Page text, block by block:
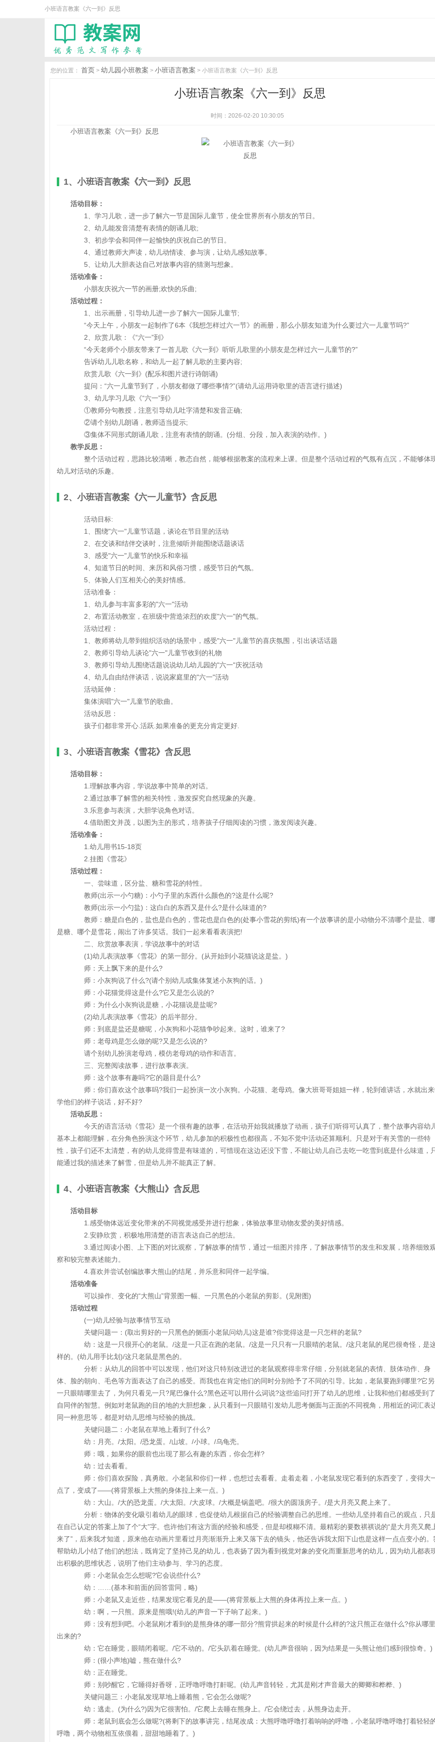
小班语言教案《六一到》反思
您的位置： 首页 > 幼儿园小班教案 > 小班语言教案 > 小班语言教案《六一到》反思
小班语言教案《六一到》反思
时间：2026-02-20 10:30:05
小班语言教案《六一到》反思
1、小班语言教案《六一到》反思
活动目标：
1、学习儿歌，进一步了解六一节是国际儿童节，使全世界所有小朋友的节日。
2、幼儿能发音清楚有表情的朗诵儿歌;
3、初步学会和同伴一起愉快的庆祝自己的节日。
4、通过教师大声读，幼儿动情读、参与演，让幼儿感知故事。
5、让幼儿大胆表达自己对故事内容的猜测与想象。
活动准备：
小朋友庆祝六一节的画册;欢快的乐曲;
活动过程：
1、出示画册，引导幼儿进一步了解六一国际儿童节;
“今天上午，小朋友一起制作了6本《我想怎样过六一节》的画册，那么小朋友知道为什么要过六一儿童节吗?”
2、欣赏儿歌：《“六一”到》
“今天老师个小朋友带来了一首儿歌《六一到》听听儿歌里的小朋友是怎样过六一儿童节的?”
告诉幼儿儿歌名称，和幼儿一起了解儿歌的主要内容;
欣赏儿歌《六一到》(配乐和图片进行诗朗诵)
提问：“六一儿童节到了，小朋友都做了哪些事情?”(请幼儿运用诗歌里的语言进行描述)
3、幼儿学习儿歌《“六一”到》
①教师分句教授，注意引导幼儿吐字清楚和发音正确;
②请个别幼儿朗诵，教师适当提示;
③集体不同形式朗诵儿歌，注意有表情的朗诵。(分组、分段，加入表演的动作。)
教学反思：
整个活动过程，思路比较清晰，教态自然，能够根据教案的流程来上课。但是整个活动过程的气氛有点沉，不能够体
幼儿对活动的乐趣。
2、小班语言教案《六一儿童节》含反思
活动目标:
1、围绕"六一"儿童节话题，谈论在节目里的活动
2、在交谈和结伴交谈时，注意倾听并能围绕话题谈话
3、感受"六一"儿童节的快乐和幸福
4、知道节日的时间、来历和风俗习惯，感受节日的气氛。
5、体验人们互相关心的美好情感。
活动准备：
1、幼儿参与丰富多彩的"六一"活动
2、布置活动教室，在班级中营造浓烈的欢度"六一"的气氛。
活动过程：
1、教师将幼儿带到组织活动的场景中，感受"六一"儿童节的喜庆氛围，引出谈话话题
2、教师引导幼儿谈论"六一"儿童节收到的礼物
3、教师引导幼儿围绕话题说说幼儿幼儿园的"六一"庆祝活动
4、幼儿自由结伴谈话，说说家庭里的"六一"活动
活动延伸：
集体演唱"六一"儿童节的歌曲。
活动反思：
孩子们都非常开心.活跃.如果准备的更充分肯定更好.
3、小班语言教案《雪花》含反思
活动目标：
1.理解故事内容，学说故事中简单的对话。
2.通过故事了解雪的相关特性，激发探究自然现象的兴趣。
3.乐意参与表演，大胆学说角色对话。
4.借助图文并茂，以图为主的形式，培养孩子仔细阅读的习惯，激发阅读兴趣。
活动准备：
1.幼儿用书15-18页
2.挂图《雪花》
活动过程：
一、尝味道，区分盐、糖和雪花的特性。
教师(出示一小勺糖)：小勺子里的东西什么颜色的?这是什么呢?
教师(出示一小勺盐)：这白白的东西又是什么?是什么味道的?
教师：糖是白色的，盐也是白色的，雪花也是白色的(处事小雪花的剪纸)有一个故事讲的是小动物分不清哪个是盐、
是糖、哪个是雪花，闹出了许多笑话。我们一起来看看表演把!
二、欣赏故事表演，学说故事中的对话
(1)幼儿表演故事《雪花》的第一部分。(从开始到小花猫说这是盐。)
师：天上飘下来的是什么?
师：小灰狗说了什么?(请个别幼儿或集体复述小灰狗的话。)
师：小花猫觉得这是什么?它又是怎么说的?
师：为什么小灰狗说是糖，小花猫说是盐呢?
(2)幼儿表演故事《雪花》的后半部分。
师：到底是盐还是糖呢，小灰狗和小花猫争吵起来。这时，谁来了?
师：老母鸡是怎么做的呢?又是怎么说的?
请个别幼儿扮演老母鸡，模仿老母鸡的动作和语言。
三、完整阅读故事，进行故事表演。
师：这个故事有趣吗?它的题目是什么?
师：你们喜欢这个故事吗?我们一起扮演一次小灰狗。小花猫、老母鸡。像大班哥哥姐姐一样，轮到谁讲话，水就出
学他们的样子说话，好不好?
活动反思：
今天的语言活动《雪花》是一个很有趣的故事，在活动开始我就播放了动画，孩子们听得可认真了，整个故事内容幼
基本上都能理解，在分角色扮演这个环节，幼儿参加的积极性也都很高，不知不觉中活动还算顺利。只是对于有关雪的一些特
性，孩子们还不太清楚，有的幼儿觉得雪是有味道的，可惜现在这边还没下雪，不能让幼儿自己去吃一吃雪到底是什么味道，
能通过我的描述来了解雪，但是幼儿并不能真正了解。
4、小班语言教案《大熊山》含反思
活动目标
1.感受物体远近变化带来的不同视觉感受并进行想象，体验故事里动物友爱的美好情感。
2.安静欣赏，积极地用清楚的语言表达自己的想法。
3.通过阅读小图、上下图的对比观察，了解故事的情节，通过一组图片排序，了解故事情节的发生和发展，培养细致
察和较完整表述能力。
4.喜欢并尝试创编故事大熊山的结尾，并乐意和同伴一起学编。
活动准备
可以操作、变化的“大熊山”背景图一幅、一只黑色的小老鼠的剪影。(见附图)
活动过程
(一)幼儿经验与故事情节互动
关键问题一：(取出剪好的一只黑色的侧面小老鼠问幼儿)这是谁?你觉得这是一只怎样的老鼠?
幼：这是一只很开心的老鼠。/这是一只正在跑的老鼠。/这是一只只有一只眼晴的老鼠。/这只老鼠的尾巴很奇怪，是
样的。(幼儿用手比划)/这只老鼠是黑色的。
分析：从幼儿的回答中可以发现，他们对这只特别改进过的老鼠观察得非常仔细，分别就老鼠的表情、肢体动作、身
体、脸的朝向、毛色等方面表达了自己的感受。而我也在肯定他们的同时分别给予了不同的引导。比如，老鼠要跑到哪里?它
一只眼睛哪里去了，为何只看见一只?尾巴像什么?黑色还可以用什么词说?这些追问打开了幼儿的思维，让我和他们都感受到
自同伴的智慧。例如对老鼠跑的目的地的大胆想象，从只看到一只眼睛引发幼儿思考侧面与正面的不同视角，用相近的词汇表
同一种意思等，都是对幼儿思维与经验的挑战。
关键问题二：小老鼠在草地上看到了什么?
幼：月亮。/太阳。/恐龙蛋。/山坡。/小球。/乌龟壳。
师：哦，如果你的眼前也出现了那么有趣的东西，你会怎样?
幼：过去看看。
师：你们喜欢探险，真勇敢。小老鼠和你们一样，也想过去看看。走着走着，小老鼠发现它看到的东西变了，变得大
点了，变成了——(将背景板上大熊的身体拉上来一点。)
幼：大山。/大的恐龙蛋。/大太阳。/大皮球。/大概是锅盖吧。/很大的圆顶房子。/是大月亮又爬上来了。
分析：物体的变化吸引着幼儿的眼球，也促使幼儿根据自己的经验调整自己的思维。一些幼儿坚持着自己的观点，只
在自己认定的答案上加了个“大”字。也许他们有这方面的经验和感受，但是却模糊不清。最精彩的要数祺祺说的“是大月亮又爬
来了”，后来我才知道，原来他在动画片里看过月亮渐渐升上来又落下去的镜头，他还告诉我太阳下山也是这样一点点变小的。
帮助幼儿小结了他们的想法，既肯定了坚持己见的幼儿，也表扬了因为看到视觉对象的变化而重新思考的幼儿，因为幼儿都表
出积极的思维状态，说明了他们主动参与、学习的态度。
师：小老鼠会怎么想呢?它会说些什么?
幼：……(基本和前面的回答雷同，略)
师：小老鼠又走近些，结果发现它看见的是——(将背景板上大熊的身体再拉上来一点。)
幼：啊，一只熊。原来是熊哦!(幼儿的声音一下子响了起来。)
师：没有想到吧。小老鼠刚才看到的是熊身体的哪一部分?熊背拱起来的时候是什么样的?这只熊正在做什么?你从哪
出来的?
幼：它在睡觉，眼睛闭着呢。/它不动的。/它头趴着在睡觉。(幼儿声音很响，因为结果是一头熊让他们感到很惊奇。)
师：(很小声地)嘘，熊在做什么?
幼：正在睡觉。
师：别吵醒它，它睡得好香呀，正呼噜呼噜打鼾呢。(幼儿声音转轻，尤其是刚才声音最大的卿卿和桦桦、)
关键问题三：小老鼠发现草地上睡着熊，它会怎么做呢?
幼：逃走。(为什么?)因为它很害怕。/它爬上去睡在熊身上。/它会绕过去，从熊身边走开。
师：老鼠到底会怎么做呢?(将剩下的故事讲完，结尾改成：大熊呼噜呼噜打着响响的呼噜，小老鼠呼噜呼噜打着轻轻
呼噜，两个动物相互依偎着，甜甜地睡着了。)